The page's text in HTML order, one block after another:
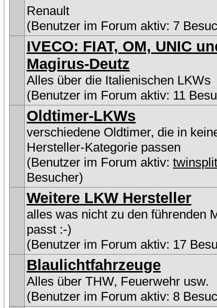
Renault
(Benutzer im Forum aktiv: 7
IVECO: FIAT, OM, UNIC
Magirus-Deutz
Alles über die Italienischen LKWs
(Benutzer im Forum aktiv: 11
Oldtimer-LKWs
verschiedene Oldtimer, die in
Hersteller-Kategorie passen
(Benutzer im Forum aktiv:
Besucher)
Weitere LKW Hersteller
alles was nicht zu den führenden
passt :-)
(Benutzer im Forum aktiv: 17
Blaulichtfahrzeuge
Alles über THW, Feuerwehr usw.
(Benutzer im Forum aktiv: 8